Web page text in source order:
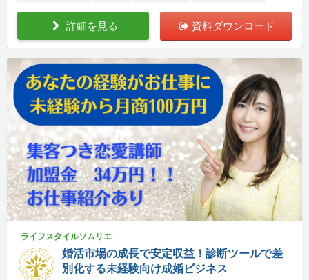
詳細を見る 資料ダウンロード
ライフスタイルソムリエ
婚活市場の成長で安定収益！診断ツールで差
別化する未経験向け成婚ビジネス